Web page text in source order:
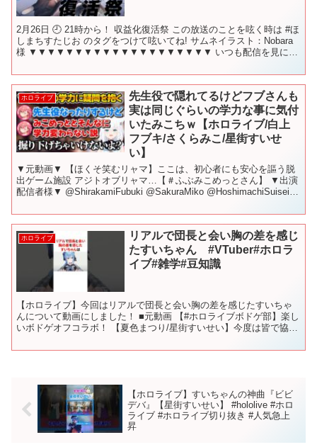
2月26日 🕘 21時から！ 収益化復活祭 この放送のことを呟く時は #ほ
しまちすたじお​ のタグをつけて呟いてね! サムネイラスト：Nobara
様 ▼▼▼▼▼▼▼▼▼▼▼▼▼▼▼▼▼▼▼▼ いつも配信を見に来
ホロライブ
先生役で隠れてるけどフブさんも
実は同じぐらいの学力な事に気付
いたみこちｗ【ホロライブ/白上
フブキ/さくらみこ/星街すいせ
い】
▼元動画▼ 【ほくそ笑むリャマ】ここは、初心者にも安心を謳う脱
出ゲーム施設 アジトオブリャマ…【＃ふぶみこめっとさん】 ▼出演
配信者様▼ @ShirakamiFubuki @SakuraMiko @HoshimachiSuisei
ホロライブ
リアルで団長と会い胸の差を感じ
たすいちゃん #VTuber#ホロラ
イブ#雑学#豆知識
【ホロライブ】今回はリアルで団長と会い胸の差を感じたすいちゃ
んについて動画にしました！ ■元動画 【#ホロライブボドゲ部】楽し
いボドゲオフコラボ！ 【夏色まつり/星街すいせい】今度は皆で協力
【ホロライブ】すいちゃんの神曲『ビビ
デバ』【星街すいせい】 #hololive #ホロ
ライブ #ホロライブ切り抜き #人気急上
昇